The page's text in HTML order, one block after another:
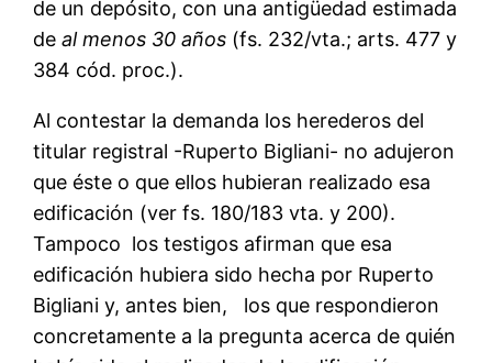
de un depósito, con una antigüedad estimada
deal menos 30 años (fs. 232/vta.; arts. 477 y
384 cód. proc.).
Al contestar la demanda los herederos del
titular registral -Ruperto Bigliani- no adujeron
que éste o que ellos hubieran realizado esa
edificación (ver fs. 180/183 vta. y 200).
Tampoco los testigos afirman que esa
edificación hubiera sido hecha por Ruperto
Bigliani y, antes bien, los que respondieron
concretamente a la pregunta acerca de quién